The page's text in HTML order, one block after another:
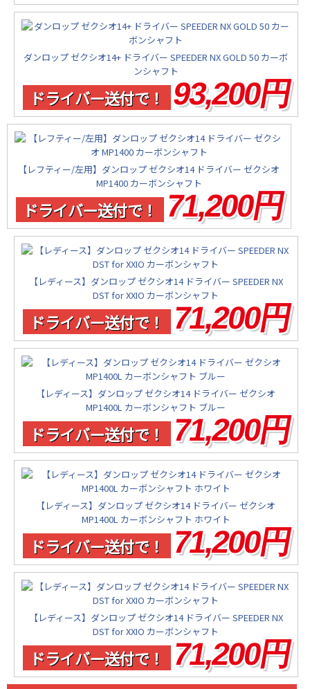
ダンロップ ゼクシオ14+ ドライバー SPEEDER NX GOLD 50 カーボ
ンシャフト
ドライバー送付で！ 93,200円
【レフティー/左用】ダンロップ ゼクシオ14 ドライバー ゼクシオ
MP1400 カーボンシャフト
ドライバー送付で！ 71,200円
【レディース】ダンロップ ゼクシオ14 ドライバー SPEEDER NX
DST for XXIO カーボンシャフト
ドライバー送付で！ 71,200円
【レディース】ダンロップ ゼクシオ14 ドライバー ゼクシオ
MP1400L カーボンシャフト ブルー
ドライバー送付で！ 71,200円
【レディース】ダンロップ ゼクシオ14 ドライバー ゼクシオ
MP1400L カーボンシャフト ホワイト
ドライバー送付で！ 71,200円
【レディース】ダンロップ ゼクシオ14 ドライバー SPEEDER NX
DST for XXIO カーボンシャフト
ドライバー送付で！ 71,200円